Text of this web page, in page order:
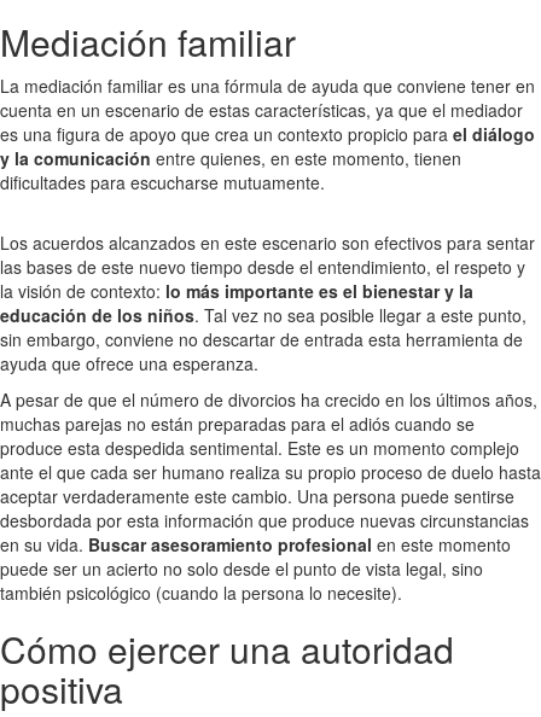
Mediación familiar
La mediación familiar es una fórmula de ayuda que conviene tener en
cuenta en un escenario de estas características, ya que el mediador
es una figura de apoyo que crea un contexto propicio para el diálogo
y la comunicación entre quienes, en este momento, tienen
dificultades para escucharse mutuamente.
Los acuerdos alcanzados en este escenario son efectivos para sentar
las bases de este nuevo tiempo desde el entendimiento, el respeto y
la visión de contexto: lo más importante es el bienestar y la
educación de los niños. Tal vez no sea posible llegar a este punto,
sin embargo, conviene no descartar de entrada esta herramienta de
ayuda que ofrece una esperanza.
A pesar de que el número de divorcios ha crecido en los últimos años,
muchas parejas no están preparadas para el adiós cuando se
produce esta despedida sentimental. Este es un momento complejo
ante el que cada ser humano realiza su propio proceso de duelo hasta
aceptar verdaderamente este cambio. Una persona puede sentirse
desbordada por esta información que produce nuevas circunstancias
en su vida. Buscar asesoramiento profesional en este momento
puede ser un acierto no solo desde el punto de vista legal, sino
también psicológico (cuando la persona lo necesite).
Cómo ejercer una autoridad
positiva